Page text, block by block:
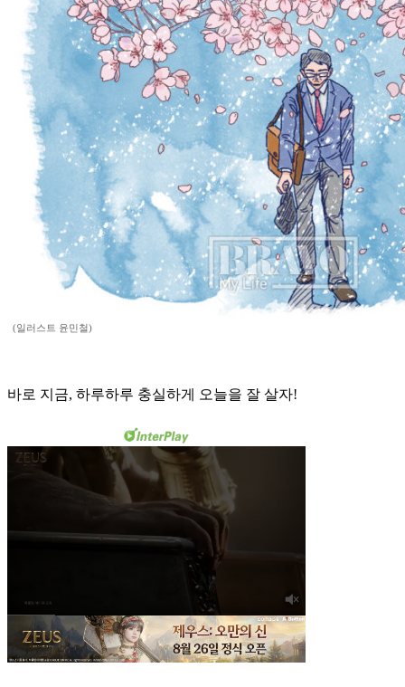
(일러스트 윤민철)
바로 지금, 하루하루 충실하게 오늘을 잘 살자!